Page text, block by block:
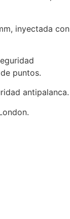
inyectada con
puntos.
antipalanca.